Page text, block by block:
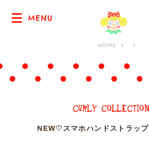
MENU
HOME
NEW♡スマホハンドストラップ